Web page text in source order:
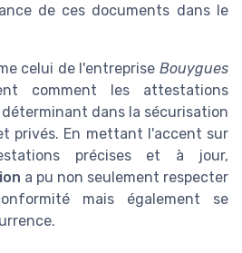
de ces documents dans le
celui de l'entreprise Bouygues
comment les attestations
dans la sécurisation
privés. En mettant l'accent sur
précises et à jour,
a pu non seulement respecter
mais également se